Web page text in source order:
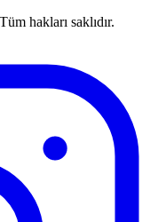
hakları saklıdır.